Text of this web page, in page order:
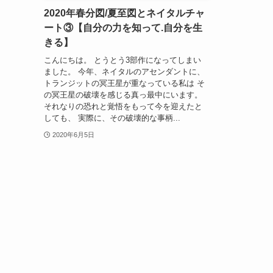
2020年春分図/夏至図とネイタルチャ
ート③【自分の力を知って.自分を生
きる】
こんにちは。 とうとう3部作になってしまい
ました。 今年、ネイタルのアセンダントに、
トランジットの冥王星が重なっている私は そ
の冥王星の破壊を感じる真っ最中にいます。
それなりの恐れと覚悟をもって今を迎えたと
しても、 実際に、その破壊的な事柄...
2020年6月5日